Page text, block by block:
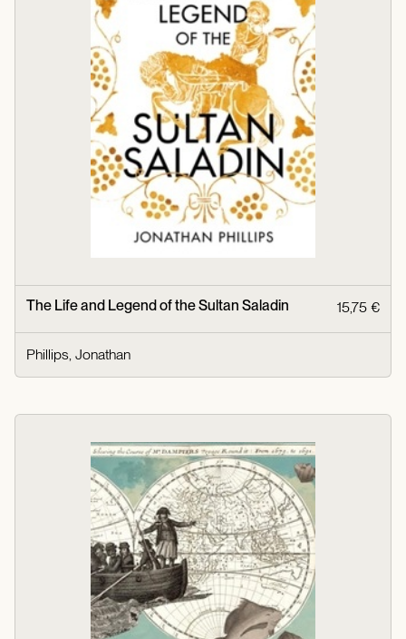
The Life and Legend of the Sultan Saladin 15,75 €
Phillips, Jonathan